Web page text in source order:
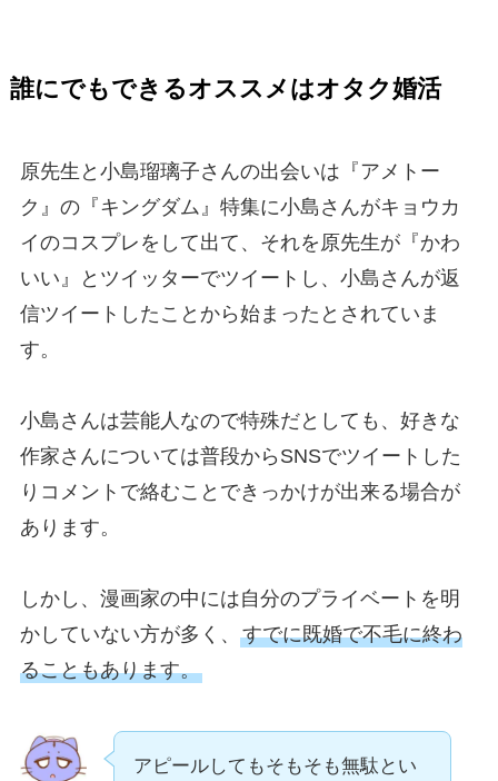
誰にでもできるオススメはオタク婚活
原先生と小島瑠璃子さんの出会いは『アメトー
ク』の『キングダム』特集に小島さんがキョウカ
イのコスプレをして出て、それを原先生が『かわ
いい』とツイッターでツイートし、小島さんが返
信ツイートしたことから始まったとされていま
す。
小島さんは芸能人なので特殊だとしても、好きな
作家さんについては普段からSNSでツイートした
りコメントで絡むことできっかけが出来る場合が
あります。
しかし、漫画家の中には自分のプライベートを明
かしていない方が多く、 すでに既婚で不毛に終わ
ることもあります。
アピールしてもそもそも無駄とい